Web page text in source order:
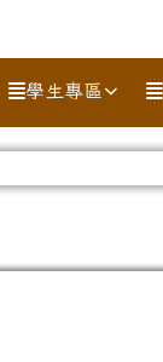
學生專區